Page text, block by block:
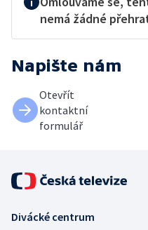
nemá žádné
Napište nám
Otevřít
kontaktní
formulář
Divácké centrum